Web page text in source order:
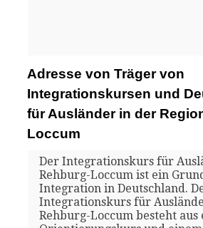
Adresse von Träger von
Integrationskursen und
für Ausländer in der
Loccum
Der Integrationskurs für
Rehburg-Loccum ist ein
Integration in Deutschland.
Integrationskurs für
Rehburg-Loccum besteht aus